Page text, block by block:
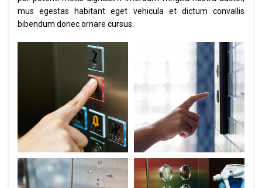
mus egestas habitant eget vehicula et dictum convallis
bibendum donec ornare cursus.